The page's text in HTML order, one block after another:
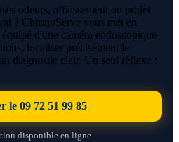
odeurs, affaissement ou projet
? ChronoServe vous met en
d'une caméra endoscopique
localiser précisément le
diagnostic clair. Un seul réflexe :
le 09 72 51 99 85
disponible en ligne